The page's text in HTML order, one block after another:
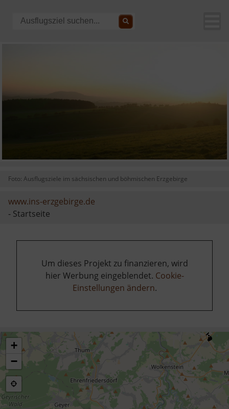
Foto: Ausflugsziele im sächsischen und böhmischen Erzgebirge
www.ins-erzgebirge.de
- Startseite
Um dieses Projekt zu finanzieren, wird
hier Werbung eingeblendet. Cookie-
Einstellungen ändern.
+
−